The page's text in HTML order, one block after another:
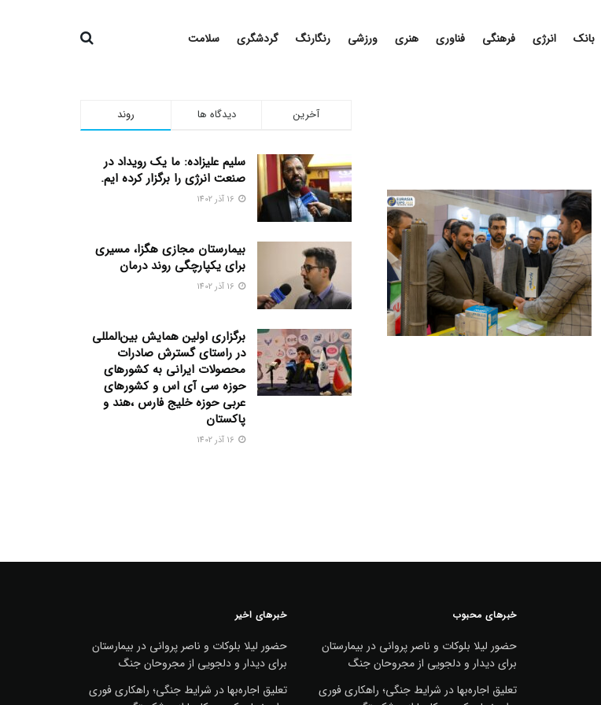
بانک انرژی فرهنگی فناوری هنری ورزشی رنگارنگ گردشگری سلامت
روند دیدگاه ها آخرین
سلیم علیزاده: ما یک رویداد در
صنعت انرژی را برگزار کرده ایم.
بیمارستان مجازی هگزا، مسیری
برای یکپارچگی روند درمان
برگزاری اولین همایش بین‌المللی
در راستای گسترش صادرات
محصولات ایرانی به کشورهای
حوزه سی آی اس و کشورهای
عربی حوزه خلیج فارس ،هند و
پاکستان
خبرهای محبوب
حضور لیلا بلوکات و ناصر پروانی در بیمارستان
برای دیدار و دلجویی از مجروحان جنگ
تعلیق اجاره‌بها در شرایط جنگی؛ راهکاری فوری
خبرهای اخیر
حضور لیلا بلوکات و ناصر پروانی در بیمارستان
برای دیدار و دلجویی از مجروحان جنگ
تعلیق اجاره‌بها در شرایط جنگی؛ راهکاری فوری